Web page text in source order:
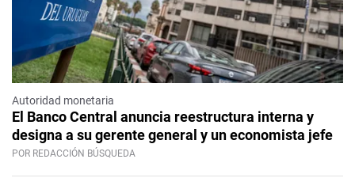
Autoridad monetaria
El Banco Central anuncia reestructura interna y
designa a su gerente general y un economista jefe
POR REDACCIÓN BÚSQUEDA